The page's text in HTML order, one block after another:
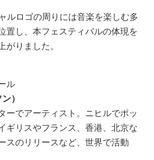
ルロゴの周りには音楽を楽しむ多
置し、本フェスティバルの体現を
がりました。
ル
）
ーでアーティスト。ニヒルでポッ
ギリスやフランス、香港、北京な
スのリリースなど、世界で活動